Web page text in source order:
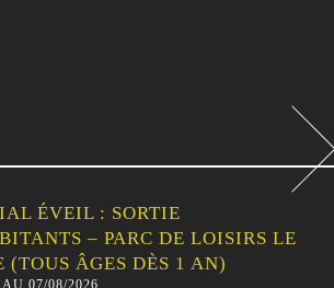
ÉVEIL : LES ATELIERS EN
AU CIRQUE
11/08/2026